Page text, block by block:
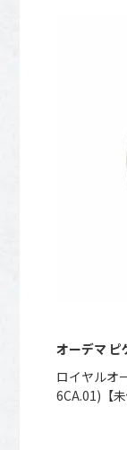
オーデマ ピ
ロイヤルオ
6CA.01)【未